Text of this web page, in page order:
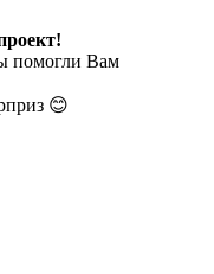
помогли Вам
😊